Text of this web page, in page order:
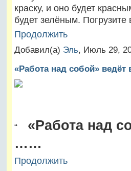
краску, и оно будет
будет зелёным.
Продолжить
Добавил(а) Эль, Июль 29,
«Работа над собой» ведёт
“ «Работа над
……
Продолжить